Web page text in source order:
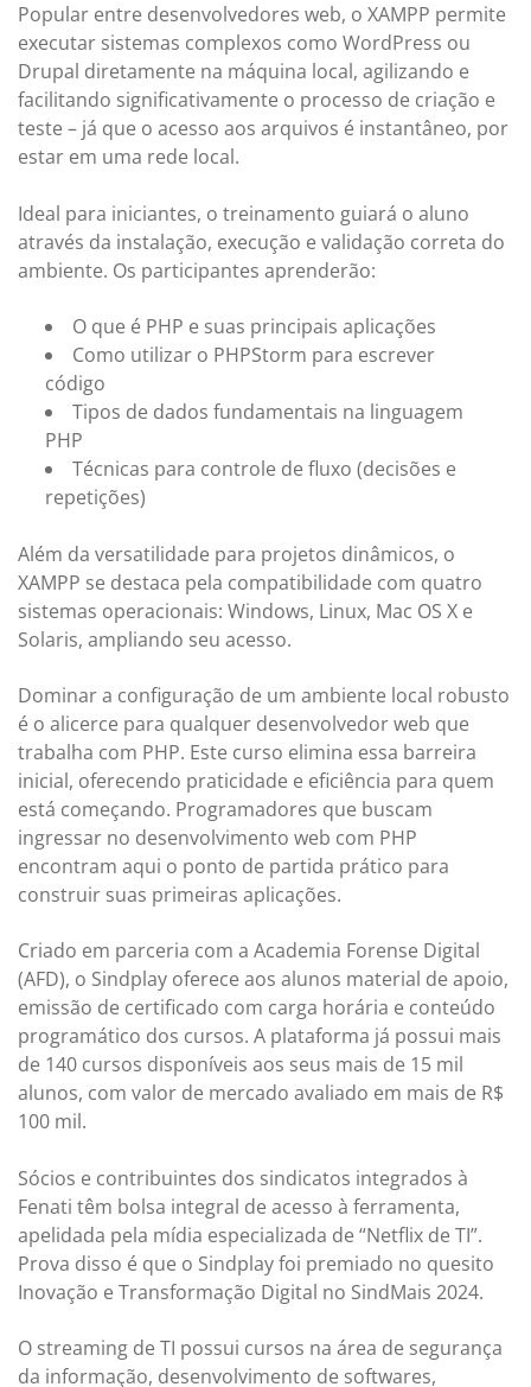
Popular entre desenvolvedores web, o XAMPP permite
executar sistemas complexos como WordPress ou
Drupal diretamente na máquina local, agilizando e
facilitando significativamente o processo de criação e
teste – já que o acesso aos arquivos é instantâneo, por
estar em uma rede local.
Ideal para iniciantes, o treinamento guiará o aluno
através da instalação, execução e validação correta do
ambiente. Os participantes aprenderão:
O que é PHP e suas principais aplicações
Como utilizar o PHPStorm para escrever
código
Tipos de dados fundamentais na linguagem
PHP
Técnicas para controle de fluxo (decisões e
repetições)
Além da versatilidade para projetos dinâmicos, o
XAMPP se destaca pela compatibilidade com quatro
sistemas operacionais: Windows, Linux, Mac OS X e
Solaris, ampliando seu acesso.
Dominar a configuração de um ambiente local robusto
é o alicerce para qualquer desenvolvedor web que
trabalha com PHP. Este curso elimina essa barreira
inicial, oferecendo praticidade e eficiência para quem
está começando. Programadores que buscam
ingressar no desenvolvimento web com PHP
encontram aqui o ponto de partida prático para
construir suas primeiras aplicações.
Criado em parceria com a Academia Forense Digital
(AFD), o Sindplay oferece aos alunos material de apoio,
emissão de certificado com carga horária e conteúdo
programático dos cursos. A plataforma já possui mais
de 140 cursos disponíveis aos seus mais de 15 mil
alunos, com valor de mercado avaliado em mais de R$
100 mil.
Sócios e contribuintes dos sindicatos integrados à
Fenati têm bolsa integral de acesso à ferramenta,
apelidada pela mídia especializada de “Netflix de TI”.
Prova disso é que o Sindplay foi premiado no quesito
Inovação e Transformação Digital no SindMais 2024.
O streaming de TI possui cursos na área de segurança
da informação, desenvolvimento de softwares,